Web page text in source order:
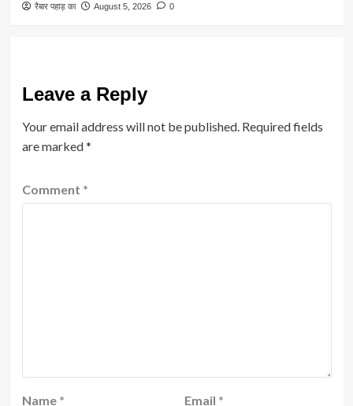
रैबार पहाड़ का August 5, 2026 0
Leave a Reply
Your email address will not be published. Required fields
are marked*
Comment *
Name * Email *